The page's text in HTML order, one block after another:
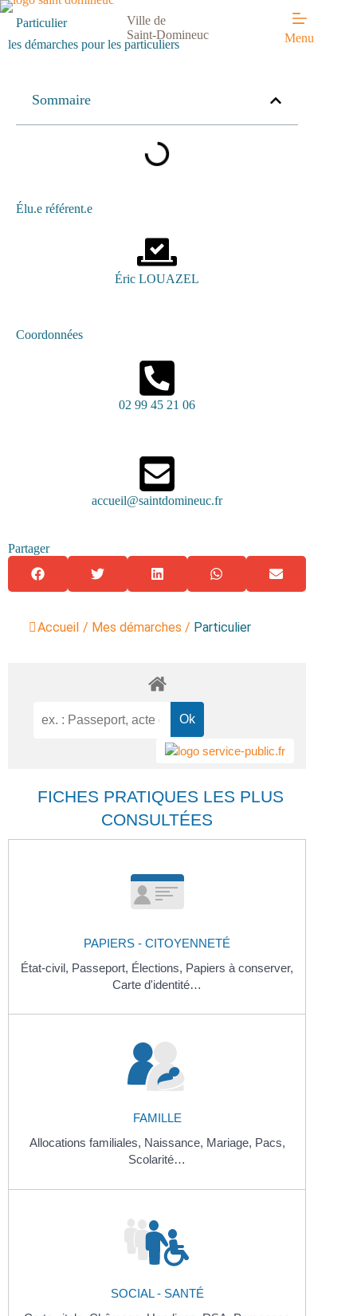
Ville de
Saint-Domineuc
Menu
Particulier
les démarches pour les particuliers
Sommaire
Élu.e référent.e
Éric LOUAZEL
Coordonnées
02 99 45 21 06
accueil@saintdomineuc.fr
Partager
Accueil / Mes démarches / Particulier
FICHES PRATIQUES LES PLUS
CONSULTÉES
PAPIERS - CITOYENNETÉ
État-civil, Passeport, Élections, Papiers à conserver,
Carte d'identité…
FAMILLE
Allocations familiales, Naissance, Mariage, Pacs,
Scolarité…
SOCIAL - SANTÉ